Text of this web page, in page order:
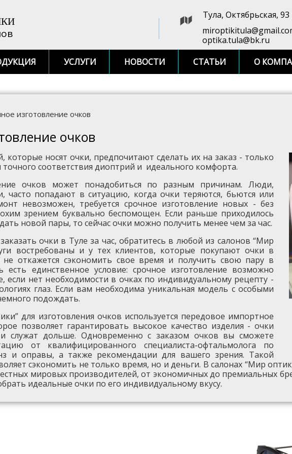
Тула, Октябрьская, 93
optika.tula@bk.ru
УСЛУГИ НОВОСТИ СТАТЬИ О
изготовление очков
очков
которые носят очки, предпочитают сделать их на заказ - только
соответствия диоптрий и идеального комфорта.
очков может понадобиться по разным причинам. Люди,
часто попадают в ситуацию, когда очки теряются, бьются или
невозможен, требуется срочное изготовление новых - без
зрением буквально беспомощен. Если раньше приходилось
новой пары, то сейчас очки можно получить менее чем за час.
очки в Туле за час, обратитесь в любой из салонов “Мир
востребованы и у тех клиентов, которые покупают очки в
откажется сэкономить свое время и получить свою пару в
есть единственное условие: срочное изготовление возможно
если нет необходимости в очках по индивидуальному рецепту -
глаз. Если вам необходима уникальная модель с особыми
подождать.
для изготовления очков используется передовое импортное
позволяет гарантировать высокое качество изделия - очки
служат дольше. Одновременно с заказом очков вы сможете
от квалифицированного специалиста-офтальмолога по
и оправы, а также рекомендации для вашего зрения. Такой
сэкономить не только время, но и деньги. В салонах “Мир
мировых производителей, от экономичных до премиальных
идеальные очки по его индивидуальному вкусу.